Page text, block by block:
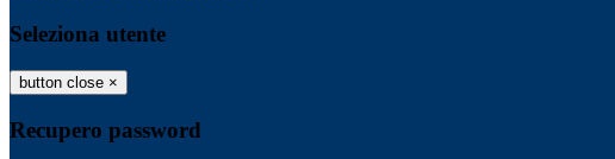
Seleziona utente
button close ×
Recupero password